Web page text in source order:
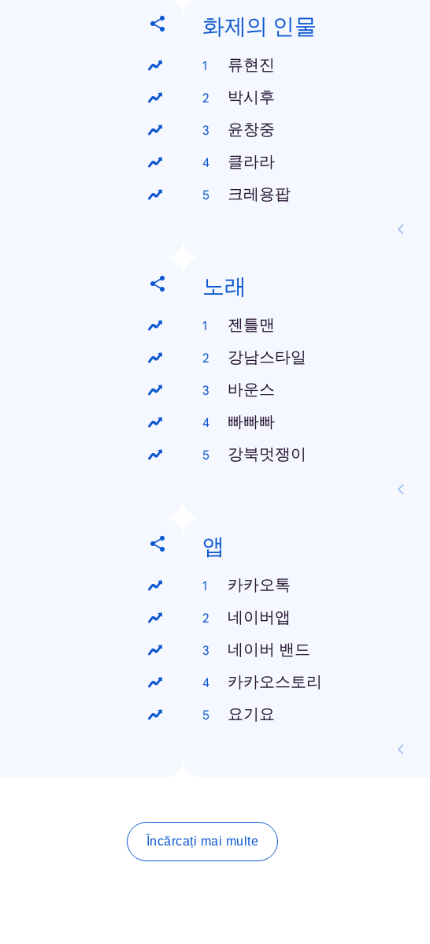
화제의 인물
류현진
박시후
윤창중
클라라
크레용팝
노래
젠틀맨
강남스타일
바운스
빠빠빠
강북멋쟁이
앱
카카오톡
네이버앱
네이버 밴드
카카오스토리
요기요
Încărcați mai multe